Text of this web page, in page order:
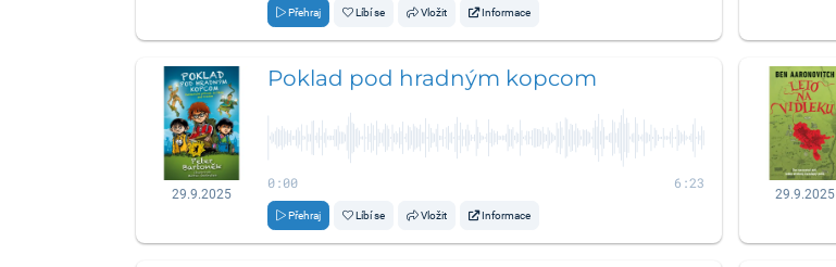
Přehraj Líbí se Vložit Informace
29.9.2025
Poklad pod hradným kopcom
0:00 6:23
Přehraj Líbí se Vložit Informace
29.9.2025